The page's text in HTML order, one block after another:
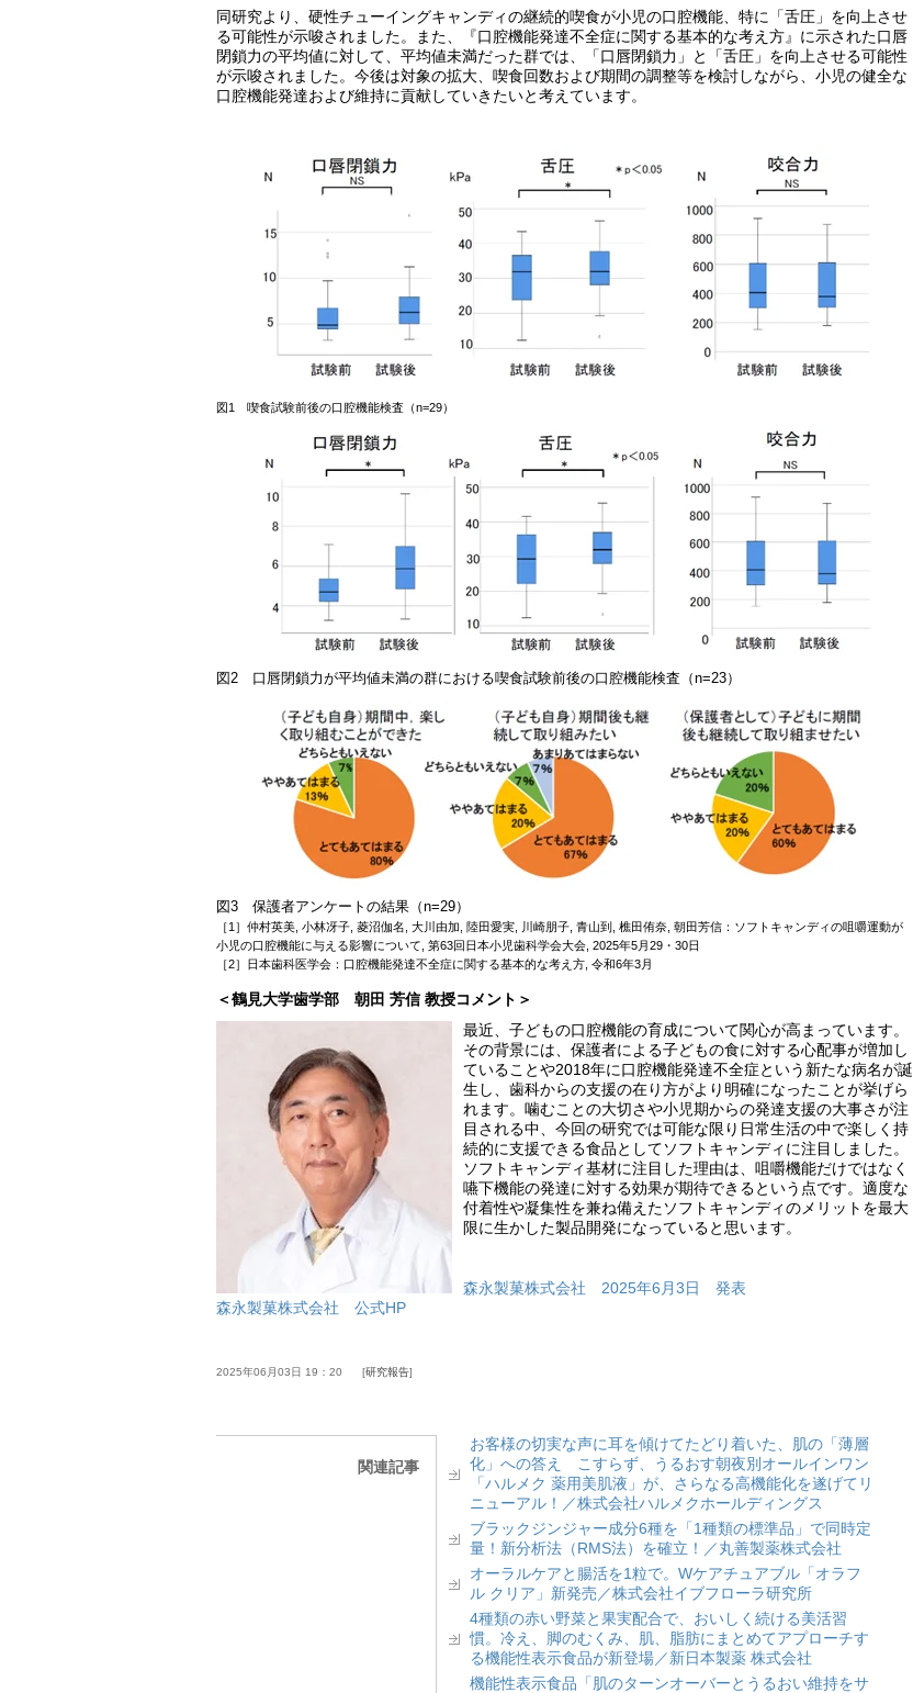
同研究より、硬性チューイングキャンディの継続的喫食が小児の口腔機能、特に「舌圧」を向上させ
る可能性が示唆されました。また、『口腔機能発達不全症に関する基本的な考え方』に示された口唇
閉鎖力の平均値に対して、平均値未満だった群では、「口唇閉鎖力」と「舌圧」を向上させる可能性
が示唆されました。今後は対象の拡大、喫食回数および期間の調整等を検討しながら、小児の健全な
口腔機能発達および維持に貢献していきたいと考えています。
図1 喫食試験前後の口腔機能検査（n=29）
図2 口唇閉鎖力が平均値未満の群における喫食試験前後の口腔機能検査（n=23）
図3 保護者アンケートの結果（n=29）
［1］仲村英美, 小林冴子, 菱沼伽名, 大川由加, 陸田愛実, 川崎朋子, 青山到, 樵田侑奈, 朝田芳信：ソフトキャンディの咀嚼運動が
小児の口腔機能に与える影響について, 第63回日本小児歯科学会大会, 2025年5月29・30日
［2］日本歯科医学会：口腔機能発達不全症に関する基本的な考え方, 令和6年3月
＜鶴見大学歯学部 朝田 芳信 教授コメント＞
最近、子どもの口腔機能の育成について関心が高まっています。
その背景には、保護者による子どもの食に対する心配事が増加し
ていることや2018年に口腔機能発達不全症という新たな病名が誕
生し、歯科からの支援の在り方がより明確になったことが挙げら
れます。噛むことの大切さや小児期からの発達支援の大事さが注
目される中、今回の研究では可能な限り日常生活の中で楽しく持
続的に支援できる食品としてソフトキャンディに注目しました。
ソフトキャンディ基材に注目した理由は、咀嚼機能だけではなく
嚥下機能の発達に対する効果が期待できるという点です。適度な
付着性や凝集性を兼ね備えたソフトキャンディのメリットを最大
限に生かした製品開発になっていると思います。
森永製菓株式会社 2025年6月3日 発表
森永製菓株式会社 公式HP
2025年06月03日 19：20 研究報告
関連記事
お客様の切実な声に耳を傾けてたどり着いた、肌の「薄層
化」への答え こすらず、うるおす朝夜別オールインワン
「ハルメク 薬用美肌液」が、さらなる高機能化を遂げてリ
ニューアル！／株式会社ハルメクホールディングス
ブラックジンジャー成分6種を「1種類の標準品」で同時定
量！新分析法（RMS法）を確立！／丸善製薬株式会社
オーラルケアと腸活を1粒で。Wケアチュアブル「オラフ
ル クリア」新発売／株式会社イブフローラ研究所
4種類の赤い野菜と果実配合で、おいしく続ける美活習
慣。冷え、脚のむくみ、肌、脂肪にまとめてアプローチす
る機能性表示食品が新登場／新日本製薬 株式会社
機能性表示食品「肌のターンオーバーとうるおい維持をサ